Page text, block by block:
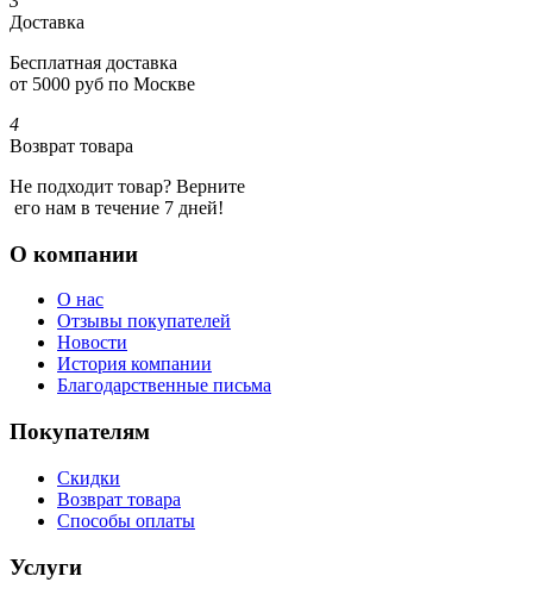
Доставка
Бесплатная доставка
от 5000 руб по Москве
4
Возврат товара
Не подходит товар? Верните
его нам в течение 7 дней!
О компании
О нас
Отзывы покупателей
Новости
История компании
Благодарственные письма
Покупателям
Скидки
Возврат товара
Способы оплаты
Услуги